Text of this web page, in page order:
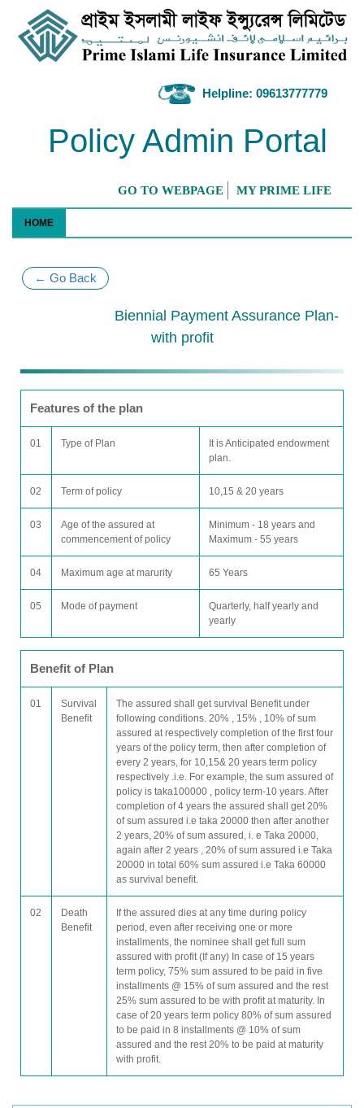
Helpline: 09613777779
Policy Admin Portal
GO TO WEBPAGE MY PRIME LIFE
HOME
← Go Back
Biennial Payment Assurance Plan-
with profit
Features of the plan
01 Type of Plan
It is Anticipated endowment
plan.
02 Term of policy 10,15 & 20 years
03
Age of the assured at
commencement of policy
Minimum - 18 years and
Maximum - 55 years
04 Maximum age at marurity 65 Years
05 Mode of payment
Quarterly, half yearly and
yearly
Benefit of Plan
01
Survival
Benefit
The assured shall get survival Benefit under
following conditions. 20% , 15% , 10% of sum
assured at respectively completion of the first four
years of the policy term, then after completion of
every 2 years, for 10,15& 20 years term policy
respectively .i.e. For example, the sum assured of
policy is taka100000 , policy term-10 years. After
completion of 4 years the assured shall get 20%
of sum assured i.e taka 20000 then after another
2 years, 20% of sum assured, i. e Taka 20000,
again after 2 years , 20% of sum assured i.e Taka
20000 in total 60% sum assured i.e Taka 60000
as survival benefit.
02
Death
Benefit
If the assured dies at any time during policy
period, even after receiving one or more
installments, the nominee shall get full sum
assured with profit (If any) In case of 15 years
term policy, 75% sum assured to be paid in five
installments @ 15% of sum assured and the rest
25% sum assured to be with profit at maturity. In
case of 20 years term policy 80% of sum assured
to be paid in 8 installments @ 10% of sum
assured and the rest 20% to be paid at maturity
with profit.